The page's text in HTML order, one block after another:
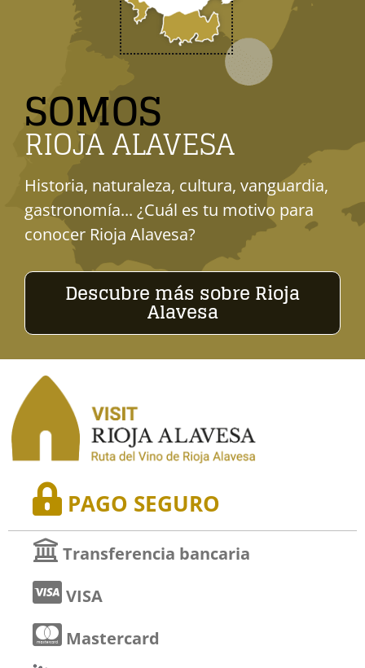
SOMOS
RIOJA ALAVESA
Historia, naturaleza, cultura, vanguardia,
gastronomía... ¿Cuál es tu motivo para
conocer Rioja Alavesa?
Descubre más sobre Rioja
Alavesa
PAGO SEGURO
Transferencia bancaria
VISA
Mastercard